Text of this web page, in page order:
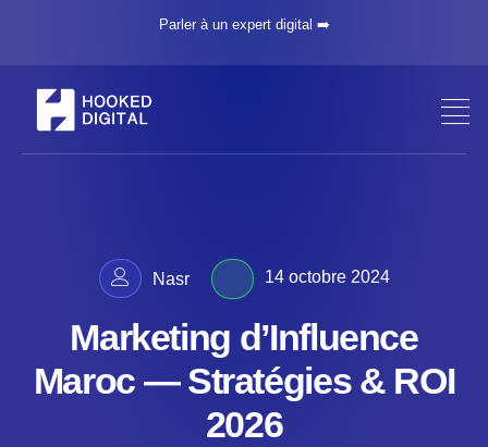
Parler à un expert digital ➡️
Nasr 14 octobre 2024
Marketing d’Influence
Maroc — Stratégies & ROI
2026